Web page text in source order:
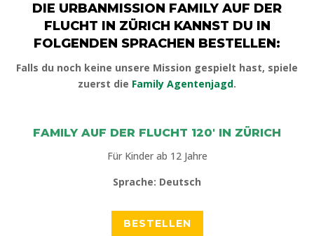
DIE URBANMISSION FAMILY AUF DER
FLUCHT IN ZÜRICH KANNST DU IN
FOLGENDEN SPRACHEN BESTELLEN:
Falls du noch keine unsere Mission gespielt hast, spiele
zuerst die Family Agentenjagd.
FAMILY AUF DER FLUCHT 120′ IN ZÜRICH
Für Kinder ab 12 Jahre
Sprache: Deutsch
BESTELLEN